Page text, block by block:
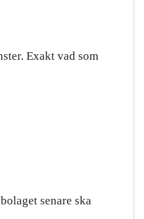
Exakt vad som
senare ska